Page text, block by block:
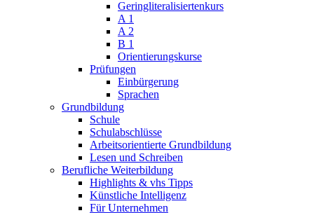
Geringliteralisiertenkurs
A 1
A 2
B 1
Orientierungskurse
Prüfungen
Einbürgerung
Sprachen
Grundbildung
Schule
Schulabschlüsse
Arbeitsorientierte Grundbildung
Lesen und Schreiben
Berufliche Weiterbildung
Highlights & vhs Tipps
Künstliche Intelligenz
Für Unternehmen